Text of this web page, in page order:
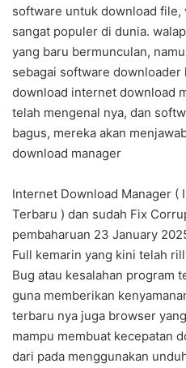
software untuk download file,
sangat populer di dunia.
yang baru bermunculan,
sebagai software
download internet download
telah mengenal nya, dan
bagus, mereka akan
download manager
Internet Download Manager (
Terbaru ) dan sudah Fix
pembaharuan 23 January
Full kemarin yang kini telah
Bug atau kesalahan program
guna memberikan
terbaru nya juga browser
mampu membuat kecepatan
dari pada menggunakan